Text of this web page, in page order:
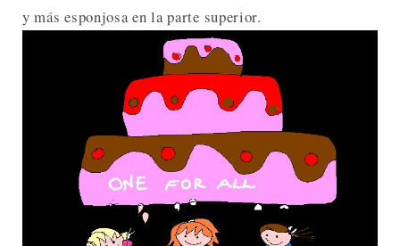
y más esponjosa en la parte superior.